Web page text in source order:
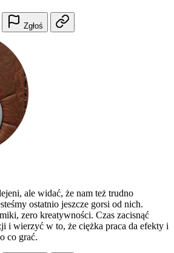
Zgłoś
ale widać, że nam też trudno
ostatnio jeszcze gorsi od nich.
zero kreatywności. Czas zacisnąć
i wierzyć w to, że ciężka praca da efekty i
co grać.